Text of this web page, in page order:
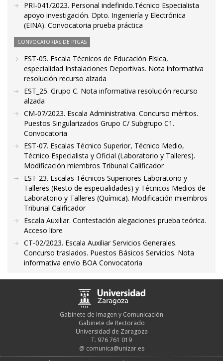
PRI-041/2023. Personal indefinido.Técnico Especialista
apoyo investigación. Dpto. Ingeniería y Electrónica
(EINA). Convocatoria prueba práctica
CONVOCATORIAS DE PTGAS
EST-05. Escala Técnicos de Educación Física,
especialidad Instalaciones Deportivas. Nota informativa
resolución recurso alzada
EST_25. Grupo C. Nota informativa resolución recurso
alzada
CM-07/2023. Escala Administrativa. Concurso méritos.
Puestos Singularizados Grupo C/ Subgrupo C1.
Convocatoria
EST-07. Escalas Técnico Superior, Técnico Medio,
Técnico Especialista y Oficial (Laboratorio y Talleres).
Modificación miembros Tribunal Calificador
EST-23. Escalas Técnicos Superiores Laboratorio y
Talleres (Resto de especialidades) y Técnicos Medios de
Laboratorio y Talleres (Química). Modificación miembros
Tribunal Calificador
Escala Auxiliar. Contestación alegaciones prueba teórica.
Acceso libre
CT-02/2023. Escala Auxiliar Servicios Generales.
Concurso traslados. Puestos Básicos Servicios. Nota
informativa envío BOA Convocatoria
Gabinete de Imagen y Comunicación
Gabinete de Rectorado
Universidad de Zaragoza
T. 976 761 019
@ comunica@unizar.es